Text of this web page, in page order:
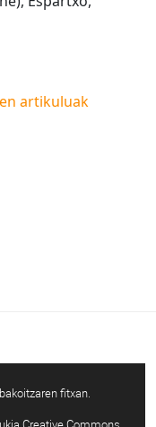
artikuluak
fitxan.